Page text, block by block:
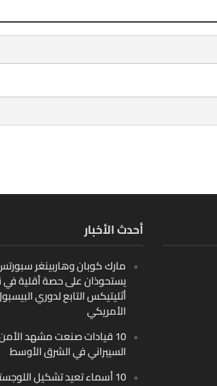
أحدث الأخبار
مارك كوبان وهاربينغر سبورتس
يستحوذان على حصة أقلية في
أثليتيكس التابع لدوري
الأمريكي
10 قيادات صنعت مشهد
السيبراني في الشرق الأوسط
10 أسماء تعيد تشكيل